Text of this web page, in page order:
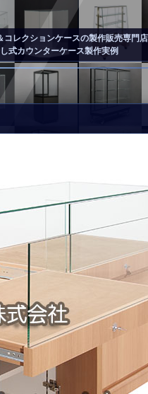
コレクションケースの製作販売専門
式カウンターケース製作実例